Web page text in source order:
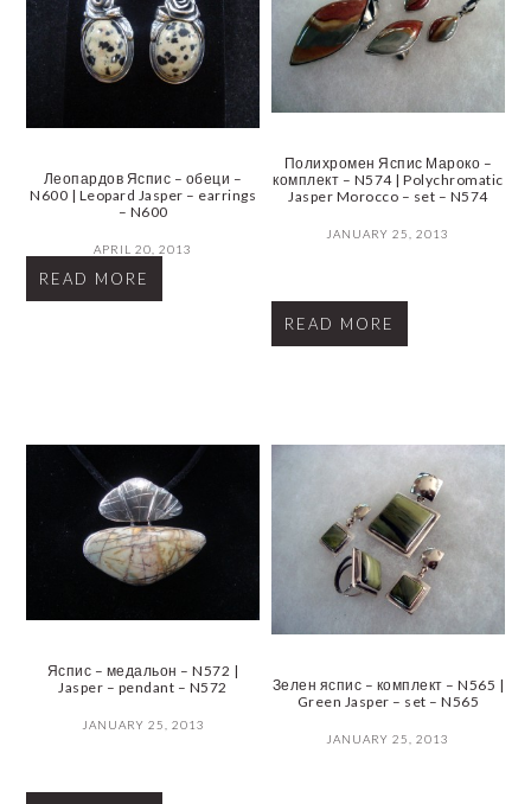
Леопардов Яспис – обеци –
N600 | Leopard Jasper – earrings
– N600
APRIL 20, 2013
READ MORE
Полихромен Яспис Мароко –
комплект – N574 | Polychromatic
Jasper Morocco – set – N574
JANUARY 25, 2013
READ MORE
Яспис – медальон – N572 |
Jasper – pendant – N572
JANUARY 25, 2013
Зелен яспис – комплект – N565 |
Green Jasper – set – N565
JANUARY 25, 2013